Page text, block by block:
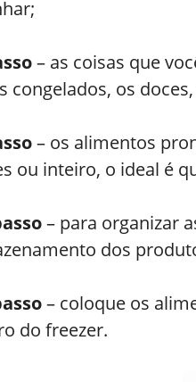
– as coisas que
congelados, os
– os alimentos
ou inteiro, o ideal é
– para organizar
dos
– coloque os
do freezer.